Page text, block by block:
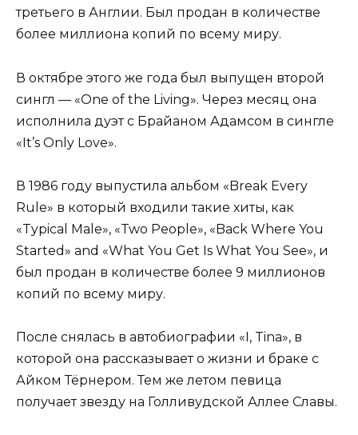
третьего в Англии. Был продан в количестве
более миллиона копий по всему миру.
В октябре этого же года был выпущен второй
сингл — «One of the Living». Через месяц она
исполнила дуэт с Брайаном Адамсом в сингле
«It’s Only Love».
В 1986 году выпустила альбом «Break Every
Rule» в который входили такие хиты, как
«Typical Male», «Two People», «Back Where You
Started» and «What You Get Is What You See», и
был продан в количестве более 9 миллионов
копий по всему миру.
После снялась в автобиографии «I, Tina», в
которой она рассказывает о жизни и браке с
Айком Тёрнером. Тем же летом певица
получает звезду на Голливудской Аллее Славы.